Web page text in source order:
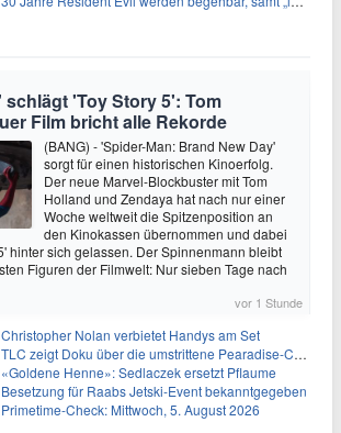
schlägt 'Toy Story 5': Tom
Film bricht alle Rekorde
(BANG) - 'Spider-Man: Brand New Day'
sorgt für einen historischen Kinoerfolg.
Der neue Marvel-Blockbuster mit Tom
Holland und Zendaya hat nach nur einer
Woche weltweit die Spitzenposition an
den Kinokassen übernommen und dabei
hinter sich gelassen. Der Spinnenmann bleibt
Figuren der Filmwelt: Nur sieben Tage nach
vor 1 Stunde
Christopher Nolan verbietet Handys am Set
TLC zeigt Doku über die umstrittene Pearadise-Community
«Goldene Henne»: Sedlaczek ersetzt Pflaume
Besetzung für Raabs Jetski-Event bekanntgegeben
Primetime-Check: Mittwoch, 5. August 2026